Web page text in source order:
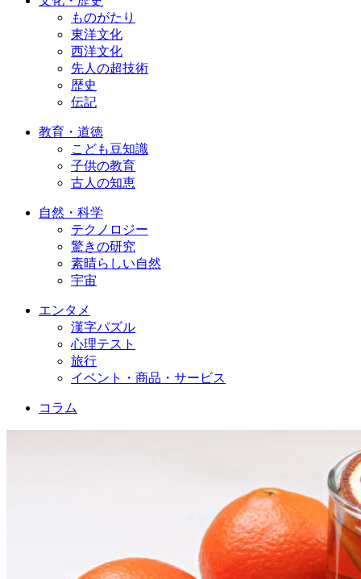
ものがたり
東洋文化
西洋文化
先人の超技術
歴史
伝記
教育・道徳
こども豆知識
子供の教育
古人の知恵
自然・科学
テクノロジー
驚きの研究
素晴らしい自然
宇宙
エンタメ
漢字パズル
心理テスト
旅行
イベント・商品・サービス
コラム